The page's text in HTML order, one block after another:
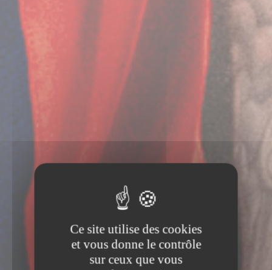
Ce site utilise des cookies
et vous donne le contrôle
sur ceux que vous